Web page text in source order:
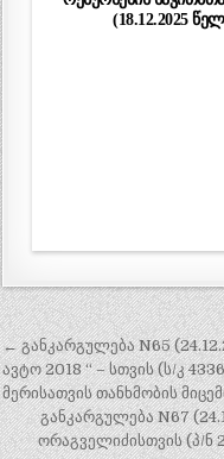
(18.12.2025
პოსტის
ნავიგაცია
← განკარგულება N65
ავტო 2018 “ – სთვის (ს/კ
მერისათვის თანხმობის
განკარგულება N67
ორაგველიძისთვის (პ/ნ